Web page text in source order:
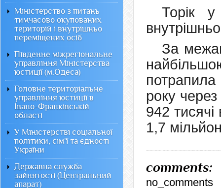
Торік у
За
року
942
1,7
comments:
no_comments
Міністерство з питань
тимчасово окупованих
територій і внутрішньо
переміщених осіб
Південне міжрегіональне
управління Міністерства
юстиції (м.Одеса)
Головне територіальне
управління юстиції в
Івано-Франківській
області
У Міністерстві соціальної
політики, сім'ї та єдності
України
Державна служба
зайнятості (Центральний
апарат)